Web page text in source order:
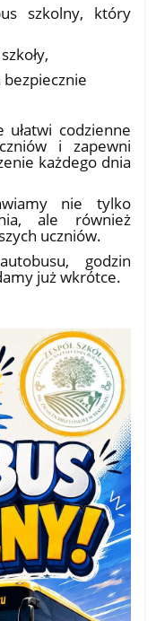
szkolny, który
bezpiecznie
codzienne
i zapewni
każdego dnia
nie tylko
ale również
uczniów.
godzin
już wkrótce.